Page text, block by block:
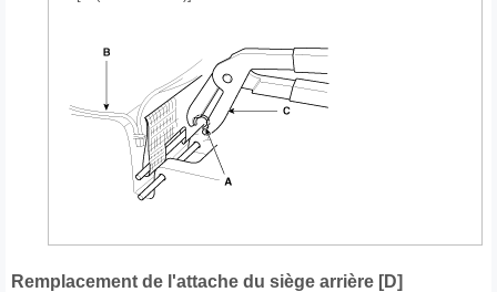
Remplacement de l'attache du siège arrière [D]